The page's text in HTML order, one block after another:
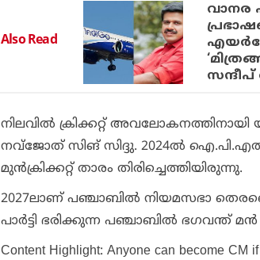
Also Read
വാനര
സന്ദീപ്
നിലവില്‍ ക്രിക്കറ്റ്
നവ്‌ജോത് സിങ് സിദ്ദു. 2024ല്‍
മുന്‍ക്രിക്കറ്റ് താരം തിരിച്ചെത്തിയിരുന്നു.
2027ലാണ് പഞ്ചാബില്‍ നിയമസഭാ
പാര്‍ട്ടി ഭരിക്കുന്ന പഞ്ചാബില്‍ ഭഗവന്ത്
Content Highlight: Anyone can become CM